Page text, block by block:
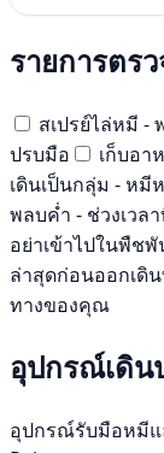
รายการตร
สเปรย์ไล่หมี -
ปรบมือ
เก็บอา
เดินเป็นกลุ่ม - หมี
พลบค่ำ - ช่วงเวล
อย่าเข้าไปในพืช
ล่าสุดก่อนออกเดิ
ทางของคุณ
อุปกรณ์เดิ
อุปกรณ์รับมือหมีแ